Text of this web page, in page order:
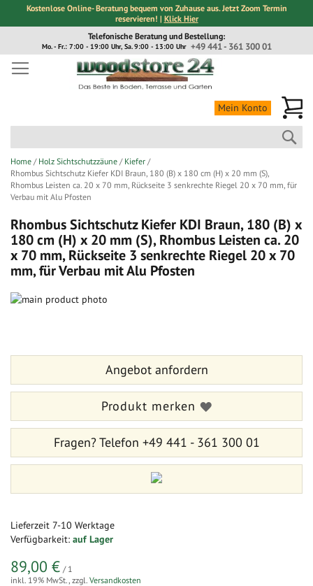
Kostenlose Online- Beratung bequem von Zuhause aus. Jetzt Zoom Termin
reservieren! | Klick Hier
Inhalt
Telefonische Beratung und Bestellung:
+49 441 - 361 300 01
Mo. - Fr.: 7:00 - 19:00 Uhr, Sa. 9:00 - 13:00 Uhr
Mein Konto
Home Holz Sichtschutzzäune
Kiefer
Rhombus Sichtschutz Kiefer KDI Braun, 180 (B) x 180 cm (H) x 20 mm (S),
Rhombus Leisten ca. 20 x 70 mm, Rückseite 3 senkrechte Riegel 20 x 70 mm, für
Verbau mit Alu Pfosten
Rhombus Sichtschutz Kiefer KDI Braun, 180 (B) x
180 cm (H) x 20 mm (S), Rhombus Leisten ca. 20
x 70 mm, Rückseite 3 senkrechte Riegel 20 x 70
mm, für Verbau mit Alu Pfosten
Lieferzeit 7-10 Werktage
Verfügbarkeit: auf Lager
89,00 € / 1
inkl. 19% MwSt., zzgl. Versandkosten
Zum
springen
Bildergalerie
Angebot anfordern
Produkt merken
Fragen?Telefon +49 441 - 361 300 01